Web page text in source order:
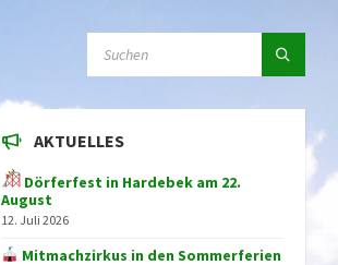
AKTUELLES
Dörferfest in Hardebek am 22.
August
12. Juli 2026
Mitmachzirkus in den Sommerferien